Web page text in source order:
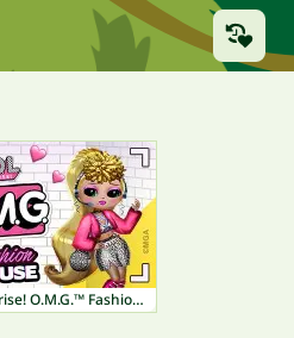
L.O.L. Surprise! O.M.G.™ Fashion House